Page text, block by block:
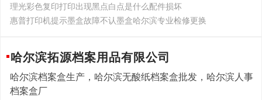
理光彩色复印打印出现黑点白点是什么配件损坏
惠普打印机提示墨盒故障不认墨盒哈尔滨专业检修更换
哈尔滨拓源档案用品有限公司
哈尔滨档案盒生产，哈尔滨无酸纸档案盒批发，哈尔滨人事
档案盒厂